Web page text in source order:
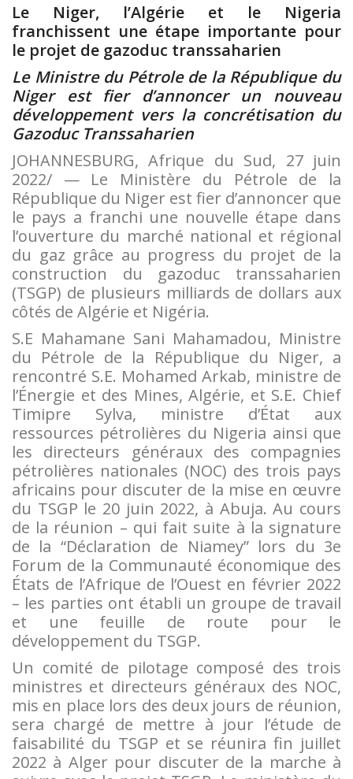
Le Niger, l’Algérie et le Nigeria
franchissent une étape importante pour
le projet de gazoduc transsaharien
Le Ministre du Pétrole de la République du
Niger est fier d’annoncer un nouveau
développement vers la concrétisation du
Gazoduc Transsaharien
JOHANNESBURG, Afrique du Sud, 27 juin
2022/ — Le Ministère du Pétrole de la
République du Niger est fier d’annoncer que
le pays a franchi une nouvelle étape dans
l’ouverture du marché national et régional
du gaz grâce au progress du projet de la
construction du gazoduc transsaharien
(TSGP) de plusieurs milliards de dollars aux
côtés de Algérie et Nigéria.
S.E Mahamane Sani Mahamadou, Ministre
du Pétrole de la République du Niger, a
rencontré S.E. Mohamed Arkab, ministre de
l’Énergie et des Mines, Algérie, et S.E. Chief
Timipre Sylva, ministre d’État aux
ressources pétrolières du Nigeria ainsi que
les directeurs généraux des compagnies
pétrolières nationales (NOC) des trois pays
africains pour discuter de la mise en œuvre
du TSGP le 20 juin 2022, à Abuja. Au cours
de la réunion – qui fait suite à la signature
de la “Déclaration de Niamey” lors du 3e
Forum de la Communauté économique des
États de l’Afrique de l’Ouest en février 2022
– les parties ont établi un groupe de travail
et une feuille de route pour le
développement du TSGP.
Un comité de pilotage composé des trois
ministres et directeurs généraux des NOC,
mis en place lors des deux jours de réunion,
sera chargé de mettre à jour l’étude de
faisabilité du TSGP et se réunira fin juillet
2022 à Alger pour discuter de la marche à